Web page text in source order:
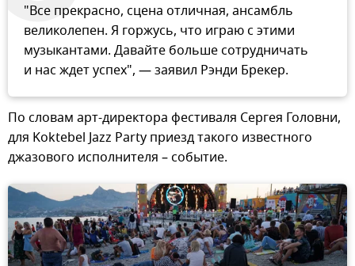
"Все прекрасно, сцена отличная, ансамбль
великолепен. Я горжусь, что играю с этими
музыкантами. Давайте больше сотрудничать
и нас ждет успех", — заявил Рэнди Брекер.
По словам арт-директора фестиваля Сергея Головни,
для Koktebel Jazz Party приезд такого известного
джазового исполнителя – событие.